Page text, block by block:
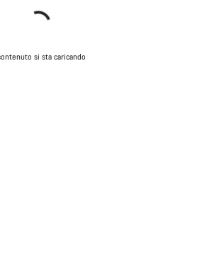
si sta caricando